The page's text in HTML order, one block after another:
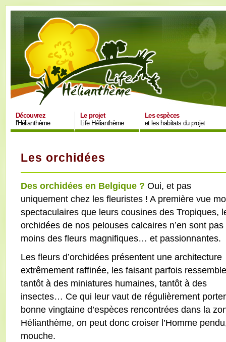
Découvrez
l'Hélianthème
Le projet
Life Hélianthème
Les espèces
et les habitats du projet
Les orchidées
Des orchidées en Belgique ? Oui, et pas
uniquement chez les fleuristes ! A première vue
spectaculaires que leurs cousines des Tropiques,
orchidées de nos pelouses calcaires n’en sont pas
moins des fleurs magnifiques… et passionnantes.
Les fleurs d’orchidées présentent une architecture
extrêmement raffinée, les faisant parfois
tantôt à des miniatures humaines, tantôt à des
insectes… Ce qui leur vaut de régulièrement
bonne vingtaine d’espèces rencontrées dans la
Hélianthème, on peut donc croiser l’Homme
mouche.